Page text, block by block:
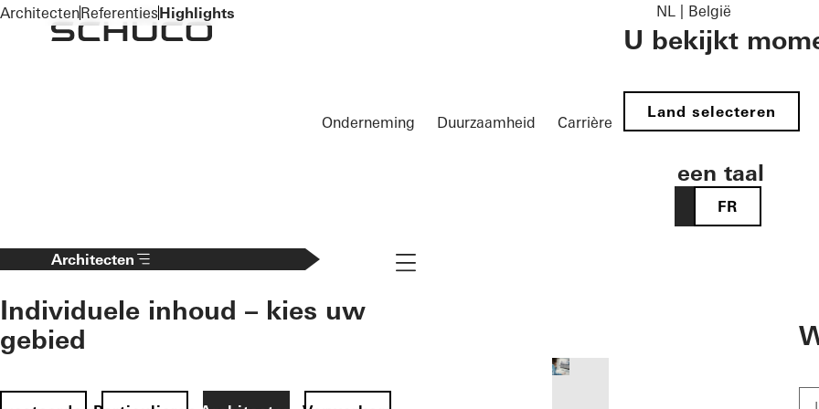
To the main content
Onderneming Duurzaamheid Carrière
NL | België
U bekijkt
Land selecteren
Kies een taal
FR
Architecten
Individuele inhoud – kies uw
gebied
Navigation öffnen
ArchitectenReferentiesHighlights